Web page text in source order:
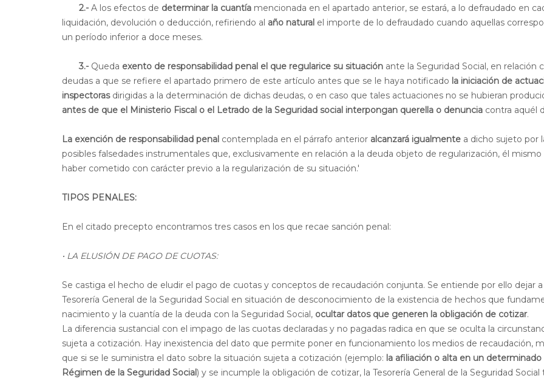
2.- A los efectos de determinar la cuantía mencionada en el apartado anterior, se estará, a lo defraudado en
liquidación, devolución o deducción, refiriendo al año natural el importe de lo defraudado cuando aquellas
un período inferior a doce meses.
3.- Queda exento de responsabilidad penal el que regularice su situación ante la Seguridad Social, en relación
deudas a que se refiere el apartado primero de este artículo antes que se le haya notificado la iniciación de
inspectorasdirigidas a la determinación de dichas deudas, o en caso que tales actuaciones no se hubieran
antes de que el Ministerio Fiscal o el Letrado de la Seguridad social interpongan querella o denuncia contra aquél
La exención de responsabilidad penal contemplada en el párrafo anterior alcanzará igualmente a dicho sujeto por
posibles falsedades instrumentales que, exclusivamente en relación a la deuda objeto de regularización, él mismo
haber cometido con carácter previo a la regularización de su situación.'
TIPOS PENALES:
En el citado precepto encontramos tres casos en los que recae sanción penal:
· LA ELUSIÓN DE PAGO DE CUOTAS:
Se castiga el hecho de eludir el pago de cuotas y conceptos de recaudación conjunta. Se entiende por ello dejar a
Tesorería General de la Seguridad Social en situación de desconocimiento de la existencia de hechos que
nacimiento y la cuantía de la deuda con la Seguridad Social, ocultar datos que generen la obligación de cotizar.
La diferencia sustancial con el impago de las cuotas declaradas y no pagadas radica en que se oculta la
sujeta a cotización. Hay inexistencia del dato que permite poner en funcionamiento los medios de recaudación,
que si se le suministra el dato sobre la situación sujeta a cotización (ejemplo: la afiliación o alta en un determinado
Régimen de la Seguridad Social) y se incumple la obligación de cotizar, la Tesorería General de la Seguridad Social